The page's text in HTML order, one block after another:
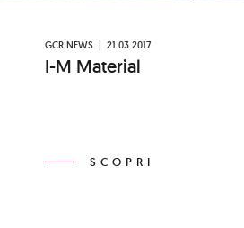
GCR NEWS | 21.03.2017
I-M Material
SCOPRI